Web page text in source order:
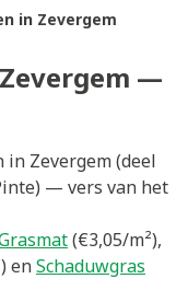
in Zevergem
—
in Zevergem (deel
— vers van het
(€3,05/m²),
enSchaduwgras